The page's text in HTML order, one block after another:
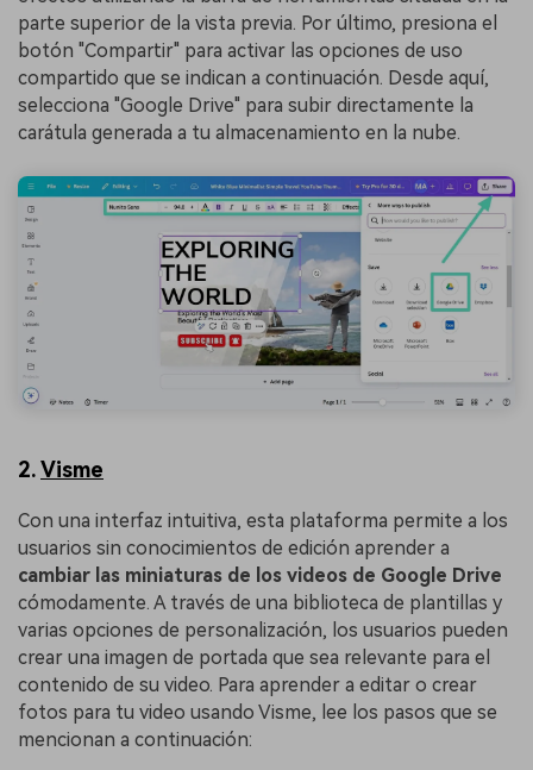
parte superior de la vista previa. Por último, presiona el
botón "Compartir" para activar las opciones de uso
compartido que se indican a continuación. Desde aquí,
selecciona "Google Drive" para subir directamente la
carátula generada a tu almacenamiento en la nube.
2.Visme
Con una interfaz intuitiva, esta plataforma permite a los
usuarios sin conocimientos de edición aprender a
cambiar las miniaturas de los videos de Google Drive
cómodamente. A través de una biblioteca de plantillas y
varias opciones de personalización, los usuarios pueden
crear una imagen de portada que sea relevante para el
contenido de su video. Para aprender a editar o crear
fotos para tu video usando Visme, lee los pasos que se
mencionan a continuación: